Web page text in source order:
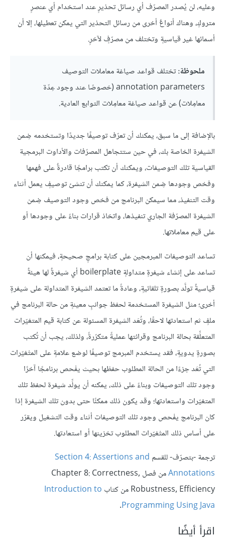
وعليه، لن يُصدر المصرّف أي رسائل تحذيرٍ عند استخدام أي عنصرٍ
متروكٍ، وهناك أنواعٌ أخرى من رسائل التحذير التي يمكن تعطيلها، إلا أن
أسمائها غير قياسيةٍ وتختلف من مصرّفٍ لآخرٍ.
ملحوظة:تختلف قواعد صياغة معاملات التوصيف
annotation parameters (خصوصًا عند وجود عِدّة
معامِلات) عن قواعد صياغة معامِلات التوابع العادية.
بالإضافة إلى ما سبق، يمكنك أن تعرّف توصيفًا جديدًا وتستخدمه ضِمن
الشيفرة الخاصة بك، في حين ستتجاهل المصرّفات والأداوت البرمجية
القياسية تلك التوصيفات، ويمكنك أن تكتب برامجًا قادرةٌ على فهمها
وفحْص وجودها ضِمن الشيفرة، كما يمكنك أن تنشئ توصيفٍ يعمل أثناء
وقت التنفيذ، مما سيمكن البرنامج من فحْص وجود التوصيف ضِمن
الشيفرة المصرّفة الجاري تنفيذها، واتخاذ قرارات بناءً على وجودها أو
على قيم معاملاتها.
تساعد التوصيفات المبرمجين على كتابة برامجٍ صحيحةٍ، فيمكنها أن
تساعد على إنشاء شيفرةٍ متداولةٍ boilerplate أي شيفرةٌ لها هيئةٌ
قياسيةٌ تولَّد بصورةٍ تلقائيةٍ، وعادةً ما تعتمد الشيفرة المتداولة على شيفرةٍ
أخرى؛ مثل الشيفرة المستخدمة لحفظ جوانبٍ معينةٍ من حالة البرنامج في
ملفٍ ثم استعادتها لاحقًا، وتُعَد الشيفرة المسئولة عن كتابة قيم المتغيّرات
المتعلِّقة بحالة البرنامج وقرائتها عمليةً متكرّرةً، ولذلك، يجب أن تُكتب
بصورةٍ يدويةٍ، فقد يستخدم المبرمج توصيفًا لوضع علامةٍ على المتْغيّرات
التي تُعَد جزءًا من الحالة المطلوب حفظها بحيث يفْحص برنامجًا آخرًا
وجود تلك التوصيفات وبناءً على ذلك، يمكنه أن يولِّد شيفرة لحفظ تلك
المتغيّرات واستعادتها؛ وقد يكون ذلك ممكنًا حتى بدون تلك الشيفرة إذا
كان البرنامج يفْحص وجود تلك التوصيفات أثناء وقت التشغيل ويقرّر
على أساس ذلك المتْغيّرات المطلوب تخزينها أو استعادتها.
ترجمة -بتصرّف- للقسم Section 4: Assertions and
Annotations
من فصل Chapter 8: Correctness,
Robustness, Efficiency من كتاب
Introduction to
Programming Using Java
.
اقرأ أيضًا